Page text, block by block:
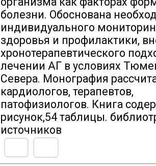
болезни. Обоснована
индивидуального
здоровья и профилактики,
хронотерапевтического
лечении АГ в условиях
Севера. Монография
кардиологов, терапевтов,
патофизиологов. Книга
рисунок,54 таблицы.
источников